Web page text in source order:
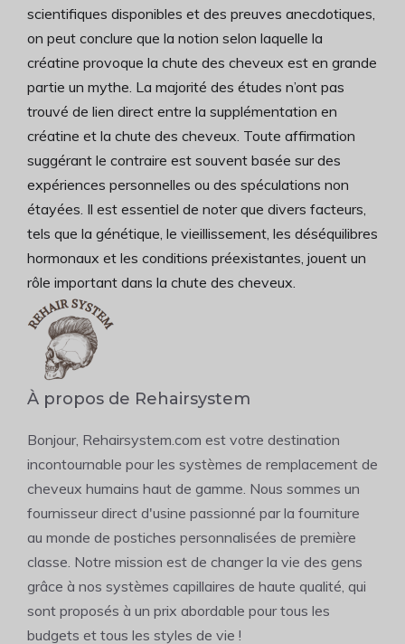
scientifiques disponibles et des preuves anecdotiques,
on peut conclure que la notion selon laquelle la
créatine provoque la chute des cheveux est en grande
partie un mythe. La majorité des études n’ont pas
trouvé de lien direct entre la supplémentation en
créatine et la chute des cheveux. Toute affirmation
suggérant le contraire est souvent basée sur des
expériences personnelles ou des spéculations non
étayées. Il est essentiel de noter que divers facteurs,
tels que la génétique, le vieillissement, les déséquilibres
hormonaux et les conditions préexistantes, jouent un
rôle important dans la chute des cheveux.
À propos de Rehairsystem
Bonjour, Rehairsystem.com est votre destination
incontournable pour les systèmes de remplacement de
cheveux humains haut de gamme. Nous sommes un
fournisseur direct d'usine passionné par la fourniture
au monde de postiches personnalisées de première
classe. Notre mission est de changer la vie des gens
grâce à nos systèmes capillaires de haute qualité, qui
sont proposés à un prix abordable pour tous les
budgets et tous les styles de vie !